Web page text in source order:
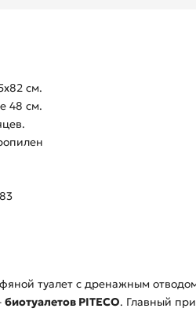
см.
48 см.
туалет с дренажным
биотуалетов PITECO. Главный